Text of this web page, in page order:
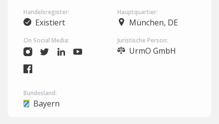
Handelsregister:
Existiert
Hauptquartier:
München, DE
On Social Media: Juristische Person:
UrmO GmbH
Bundesland:
Bayern